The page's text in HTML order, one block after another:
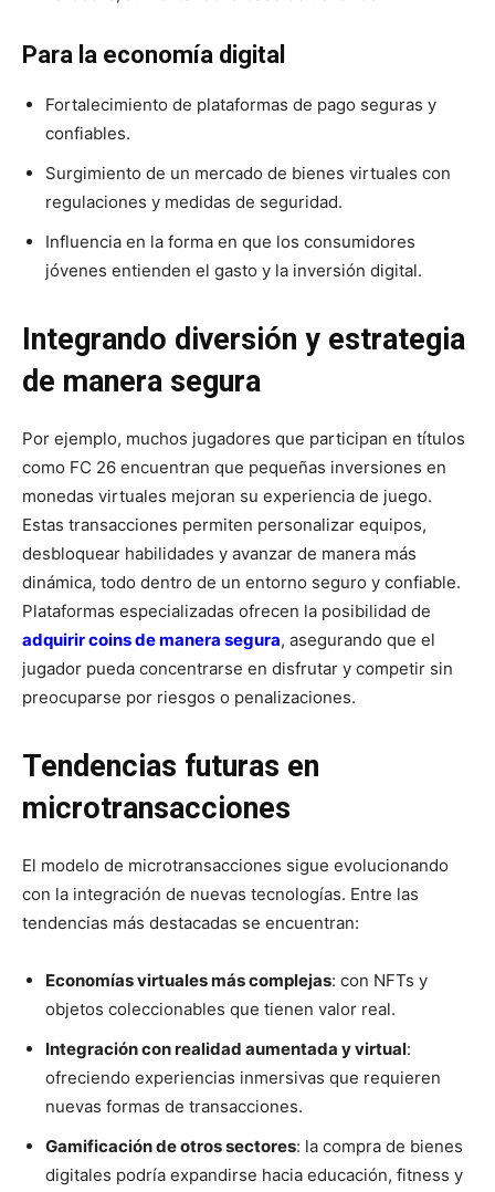
Para la economía digital
Fortalecimiento de plataformas de pago seguras y
confiables.
Surgimiento de un mercado de bienes virtuales con
regulaciones y medidas de seguridad.
Influencia en la forma en que los consumidores
jóvenes entienden el gasto y la inversión digital.
Integrando diversión y estrategia
de manera segura
Por ejemplo, muchos jugadores que participan en títulos
como FC 26 encuentran que pequeñas inversiones en
monedas virtuales mejoran su experiencia de juego.
Estas transacciones permiten personalizar equipos,
desbloquear habilidades y avanzar de manera más
dinámica, todo dentro de un entorno seguro y confiable.
Plataformas especializadas ofrecen la posibilidad de
adquirir coins de manera segura, asegurando que el
jugador pueda concentrarse en disfrutar y competir sin
preocuparse por riesgos o penalizaciones.
Tendencias futuras en
microtransacciones
El modelo de microtransacciones sigue evolucionando
con la integración de nuevas tecnologías. Entre las
tendencias más destacadas se encuentran:
Economías virtuales más complejas: con NFTs y
objetos coleccionables que tienen valor real.
Integración con realidad aumentada y virtual:
ofreciendo experiencias inmersivas que requieren
nuevas formas de transacciones.
Gamificación de otros sectores: la compra de bienes
digitales podría expandirse hacia educación, fitness y